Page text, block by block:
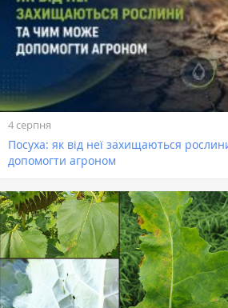
4 серпня
Посуха: як від неї захищаються
допомогти агроном